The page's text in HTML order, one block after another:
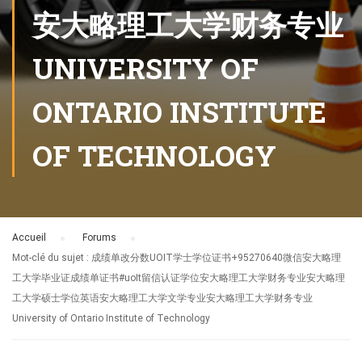
安大略理工大学财务专业
UNIVERSITY OF
ONTARIO INSTITUTE
OF TECHNOLOGY
Accueil Forums
Mot-clé du sujet : 成绩单改分数UOIT学士学位证书+95270640微信安大略理
工大学毕业证成绩单证书#uoIt留信认证学位安大略理工大学财务专业安大略理
工大学硕士学位英语安大略理工大学文学专业安大略理工大学财务专业
University of Ontario Institute of Technology